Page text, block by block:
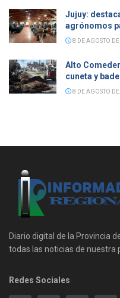
Jujuy:
agrónomos
8 DE AGOSTO
Alto
cuneta y
8 DE AGOSTO
Diario digital de la Provincia
todas las noticias de nuestra
Redes Sociales